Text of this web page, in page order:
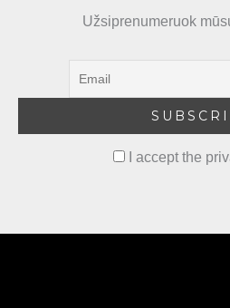
Užsiprenumeruok
I accept the